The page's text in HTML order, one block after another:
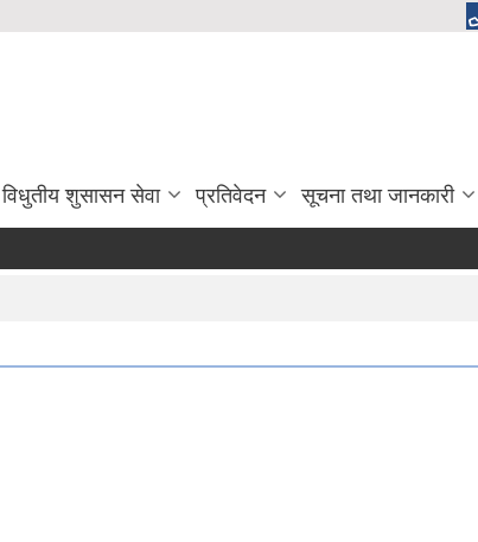
विधुतीय शुसासन सेवा प्रतिवेदन सूचना तथा जानकारी